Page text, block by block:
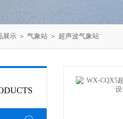
展示 ＞ 气象站 ＞ 超声波气象站